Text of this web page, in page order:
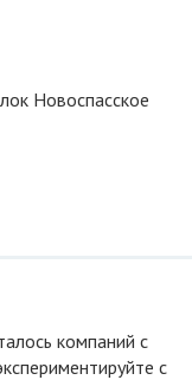
Новоспасское
компаний с
с